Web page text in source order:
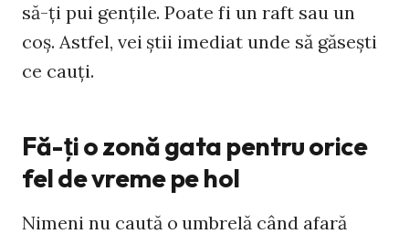
să-ţi pui genţile. Poate fi un raft sau un
coş. Astfel, vei ştii imediat unde să găseşti
ce cauţi.
Fă-ţi o zonă gata pentru orice
fel de vreme pe hol
Nimeni nu caută o umbrelă când afară